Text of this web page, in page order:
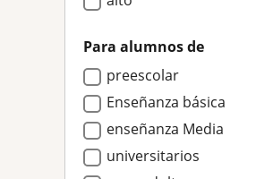
Para alumnos de
preescolar
Enseñanza básica
enseñanza Media
universitarios